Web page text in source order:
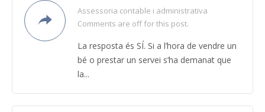
Assessoria contable i administrativa
Comments are off for this post.
La resposta és SÍ. Si a l’hora de vendre un
bé o prestar un servei s’ha demanat que
la...